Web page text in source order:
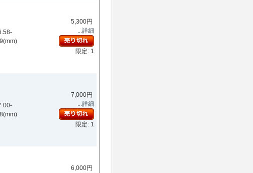
5,300円
...詳細
限定: 1
7,000円
...詳細
限定: 1
6,000円